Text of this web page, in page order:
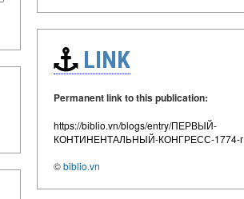
LINK
Permanent link to this publication:
https://biblio.vn/blogs/entry/ПЕРВЫЙ-
КОНТИНЕНТАЛЬНЫЙ-КОНГРЕСС-1774-г
©biblio.vn